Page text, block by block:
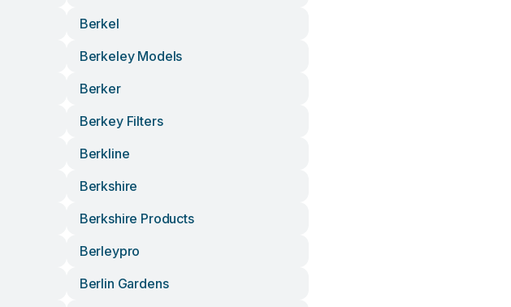
Berkel
Berkeley Models
Berker
Berkey Filters
Berkline
Berkshire
Berkshire Products
Berleypro
Berlin Gardens